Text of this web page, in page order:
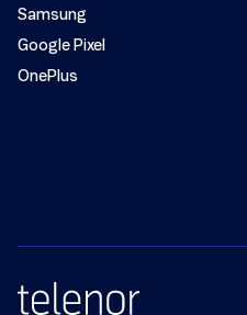
Samsung
Google Pixel
OnePlus